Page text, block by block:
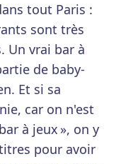
tout Paris :
sont très
Un vrai bar à
de baby-
Et si sa
car on n'est
à jeux », on y
pour avoir